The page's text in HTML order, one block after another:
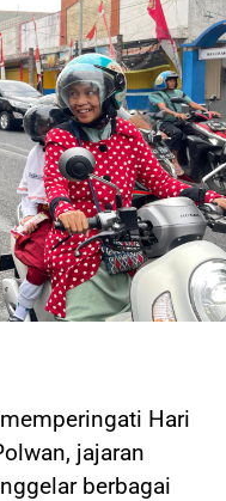
Hari
jajaran
berbagai